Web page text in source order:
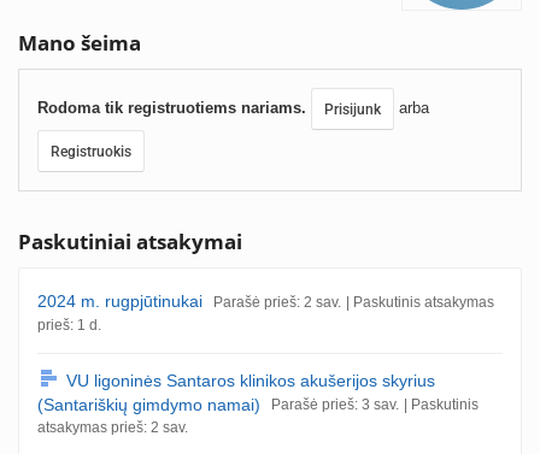
Mano šeima
Rodoma tik registruotiems nariams. Prisijunk arba
Registruokis
Paskutiniai atsakymai
2024 m. rugpjūtinukai Parašė prieš: 2 sav. | Paskutinis atsakymas
prieš: 1 d.
VU ligoninės Santaros klinikos akušerijos skyrius
(Santariškių gimdymo namai) Parašė prieš: 3 sav. | Paskutinis
atsakymas prieš: 2 sav.